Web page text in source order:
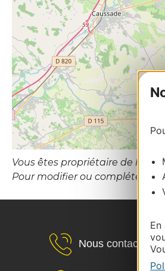
Vous êtes propriétaire de
Pour modifier ou compléter
Nous contacter